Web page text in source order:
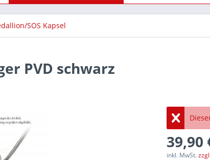
SOS Kapsel
PVD schwarz
39,90
inkl. MwSt.